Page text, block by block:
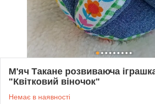
М'яч Такане розвиваюча
"Квітковий віночок"
Немає в наявності